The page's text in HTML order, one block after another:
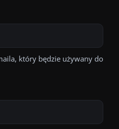
który będzie używany do